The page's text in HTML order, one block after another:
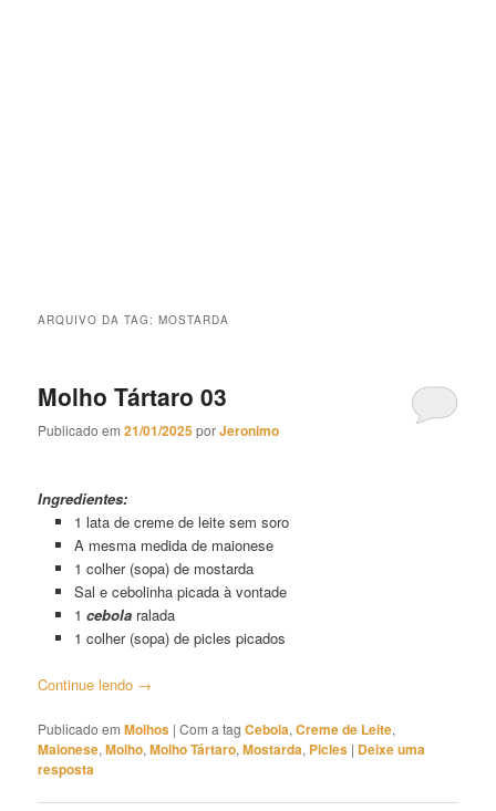
ARQUIVO DA TAG:MOSTARDA
Molho Tártaro 03
Publicado em21/01/2025porJeronimo
Ingredientes:
1 lata de creme de leite sem soro
A mesma medida de maionese
1 colher (sopa) de mostarda
Sal e cebolinha picada à vontade
1 cebolaralada
1 colher (sopa) de picles picados
Continue lendo →
Publicado em Molhos |Com a tagCebola,Creme de Leite,
Maionese,Molho,Molho Tártaro,Mostarda, Picles | Deixe uma
resposta